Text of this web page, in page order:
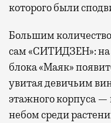
которого были
Большим
сам «СИТИДЗЕН»: на
блока «Маяк»
увитая девичьим
этажного корпуса
небом среди